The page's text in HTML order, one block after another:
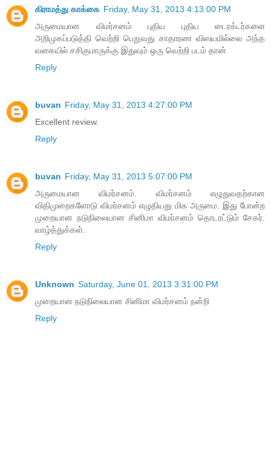
கிராமத்து காக்கை Friday, May 31, 2013 4:13:00 PM
அருமையான விமர்சனம் புதிய புதிய டைரக்டர்களை
அறிமுகப்படுத்தி வெற்றி பெறுவது சாதாரண விஸயமில்லை அந்த
வகையில் சசிகுமாருக்கு இதுவும் ஒரு வெற்றி படம் தான்
Reply
buvan Friday, May 31, 2013 4:27:00 PM
Excellent review.
Reply
buvan Friday, May 31, 2013 5:07:00 PM
அருமையான விமர்சனம். விமர்சனம் எழுதுவதற்கான
விதிமுறைகளோடு விமர்சனம் எழுதியது மிக அருமை. இது போன்ற
முறையான நடுநிலையான சினிமா விமர்சனம் தொடரட்டும் சேகர்.
வாழ்த்துக்கள்.
Reply
Unknown Saturday, June 01, 2013 3:31:00 PM
முறையான நடுநிலையான சினிமா விமர்சனம் நன்றி
Reply